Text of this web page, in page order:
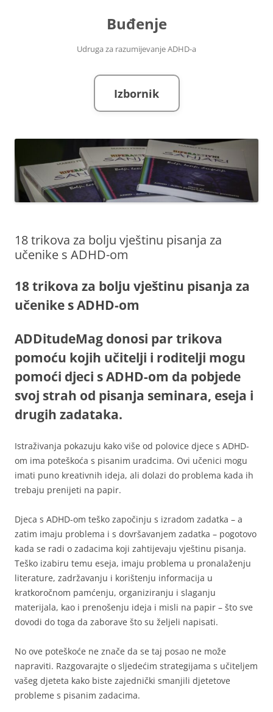
Buđenje
Udruga za razumijevanje ADHD-a
Izbornik
18 trikova za bolju vještinu pisanja za
učenike s ADHD-om
18 trikova za bolju vještinu pisanja za
učenike s ADHD-om
ADDitudeMag donosi par trikova
pomoću kojih učitelji i roditelji mogu
pomoći djeci s ADHD-om da pobjede
svoj strah od pisanja seminara, eseja i
drugih zadataka.
Istraživanja pokazuju kako više od polovice djece s ADHD-
om ima poteškoća s pisanim uradcima. Ovi učenici mogu
imati puno kreativnih ideja, ali dolazi do problema kada ih
trebaju prenijeti na papir.
Djeca s ADHD-om teško započinju s izradom zadatka – a
zatim imaju problema i s dovršavanjem zadatka – pogotovo
kada se radi o zadacima koji zahtijevaju vještinu pisanja.
Teško izabiru temu eseja, imaju problema u pronalaženju
literature, zadržavanju i korištenju informacija u
kratkoročnom pamćenju, organiziranju i slaganju
materijala, kao i prenošenju ideja i misli na papir – što sve
dovodi do toga da zaborave što su željeli napisati.
No ove poteškoće ne znače da se taj posao ne može
napraviti. Razgovarajte o sljedećim strategijama s učiteljem
vašeg djeteta kako biste zajednički smanjili djetetove
probleme s pisanim zadacima.